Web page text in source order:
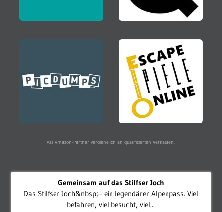
Als Amazon-Partner verdiene ich an qualifizierten Verkäufen.
Gemeinsam auf das Stilfser Joch
Das Stilfser Joch&nbsp;– ein legendärer Alpenpass. Viel
befahren, viel besucht, viel...